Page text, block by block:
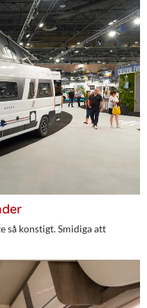
konstigt. Smidiga att